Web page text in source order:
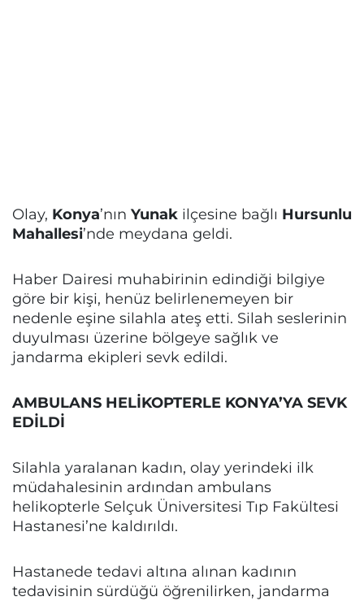
Olay, Konya’nın Yunak ilçesine bağlı Hursunlu
Mahallesi’nde meydana geldi.
Haber Dairesi muhabirinin edindiği bilgiye
göre bir kişi, henüz belirlenemeyen bir
nedenle eşine silahla ateş etti. Silah seslerinin
duyulması üzerine bölgeye sağlık ve
jandarma ekipleri sevk edildi.
AMBULANS HELİKOPTERLE KONYA’YA SEVK
EDİLDİ
Silahla yaralanan kadın, olay yerindeki ilk
müdahalesinin ardından ambulans
helikopterle Selçuk Üniversitesi Tıp Fakültesi
Hastanesi’ne kaldırıldı.
Hastanede tedavi altına alınan kadının
tedavisinin sürdüğü öğrenilirken, jandarma